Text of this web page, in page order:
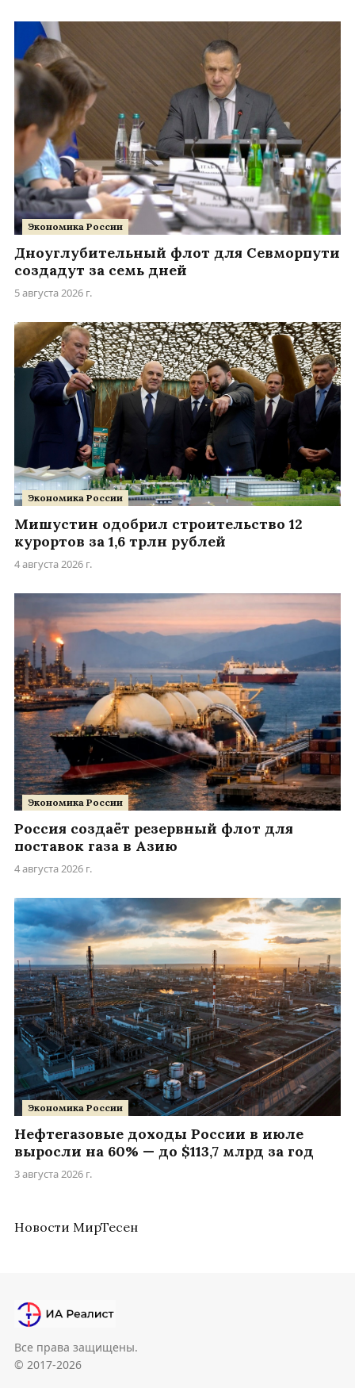
Экономика России
Дноуглубительный флот для Севморпути
создадут за семь дней
5 августа 2026 г.
Экономика России
Мишустин одобрил строительство 12
курортов за 1,6 трлн рублей
4 августа 2026 г.
Экономика России
Россия создаёт резервный флот для
поставок газа в Азию
4 августа 2026 г.
Экономика России
Нефтегазовые доходы России в июле
выросли на 60% — до $113,7 млрд за год
3 августа 2026 г.
Новости МирТесен
Все права защищены.
© 2017-2026